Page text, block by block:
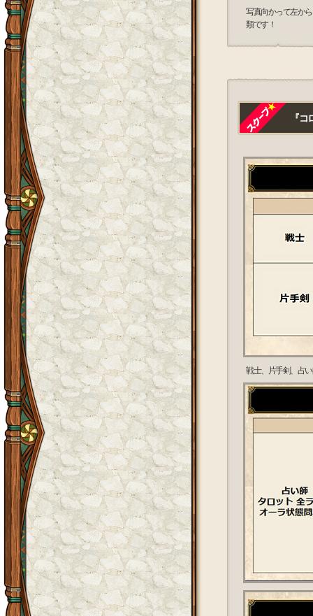
写真向かって左か
類です！
『コ
戦士、片手剣、占